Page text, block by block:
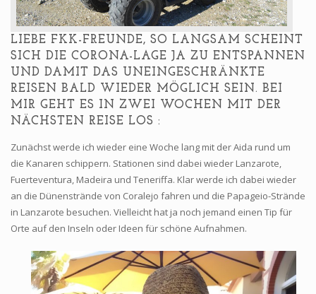
LIEBE FKK-FREUNDE, SO LANGSAM SCHEINT
SICH DIE CORONA-LAGE JA ZU ENTSPANNEN
UND DAMIT DAS UNEINGESCHRÄNKTE
REISEN BALD WIEDER MÖGLICH SEIN. BEI
MIR GEHT ES IN ZWEI WOCHEN MIT DER
NÄCHSTEN REISE LOS :
Zunächst werde ich wieder eine Woche lang mit der Aida rund um
die Kanaren schippern. Stationen sind dabei wieder Lanzarote,
Fuerteventura, Madeira und Teneriffa. Klar werde ich dabei wieder
an die Dünenstrände von Coralejo fahren und die Papageio-Strände
in Lanzarote besuchen. Vielleicht hat ja noch jemand einen Tip für
Orte auf den Inseln oder Ideen für schöne Aufnahmen.